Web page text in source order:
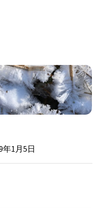
年1月5日